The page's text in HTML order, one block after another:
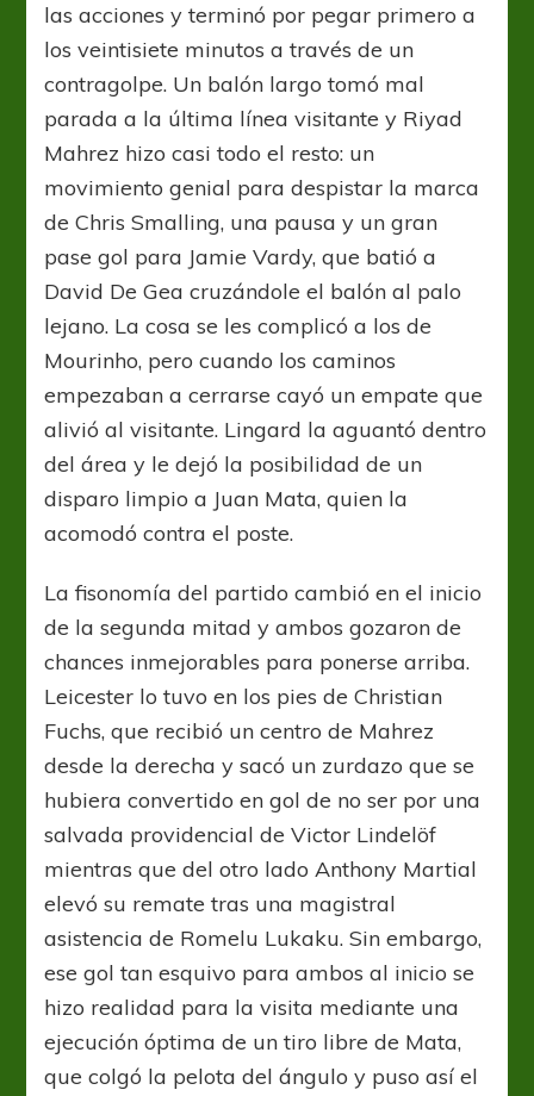
las acciones y terminó por pegar primero a
los veintisiete minutos a través de un
contragolpe. Un balón largo tomó mal
parada a la última línea visitante y Riyad
Mahrez hizo casi todo el resto: un
movimiento genial para despistar la marca
de Chris Smalling, una pausa y un gran
pase gol para Jamie Vardy, que batió a
David De Gea cruzándole el balón al palo
lejano. La cosa se les complicó a los de
Mourinho, pero cuando los caminos
empezaban a cerrarse cayó un empate que
alivió al visitante. Lingard la aguantó dentro
del área y le dejó la posibilidad de un
disparo limpio a Juan Mata, quien la
acomodó contra el poste.
La fisonomía del partido cambió en el inicio
de la segunda mitad y ambos gozaron de
chances inmejorables para ponerse arriba.
Leicester lo tuvo en los pies de Christian
Fuchs, que recibió un centro de Mahrez
desde la derecha y sacó un zurdazo que se
hubiera convertido en gol de no ser por una
salvada providencial de Victor Lindelöf
mientras que del otro lado Anthony Martial
elevó su remate tras una magistral
asistencia de Romelu Lukaku. Sin embargo,
ese gol tan esquivo para ambos al inicio se
hizo realidad para la visita mediante una
ejecución óptima de un tiro libre de Mata,
que colgó la pelota del ángulo y puso así el